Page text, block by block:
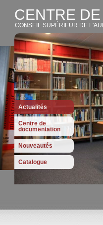
CENTRE
CONSEIL SUPÉRIEUR DE
Actualités
Centre de
documentation
Nouveautés
Catalogue